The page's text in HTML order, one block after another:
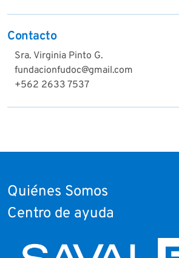
Contacto
Sra. Virginia Pinto G.
fundacionfudoc@gmail.com
+562 2633 7537
Quiénes Somos
Centro de ayuda